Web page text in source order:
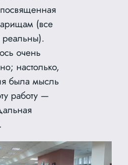
(все
очень
настолько,
была мысль
работу —